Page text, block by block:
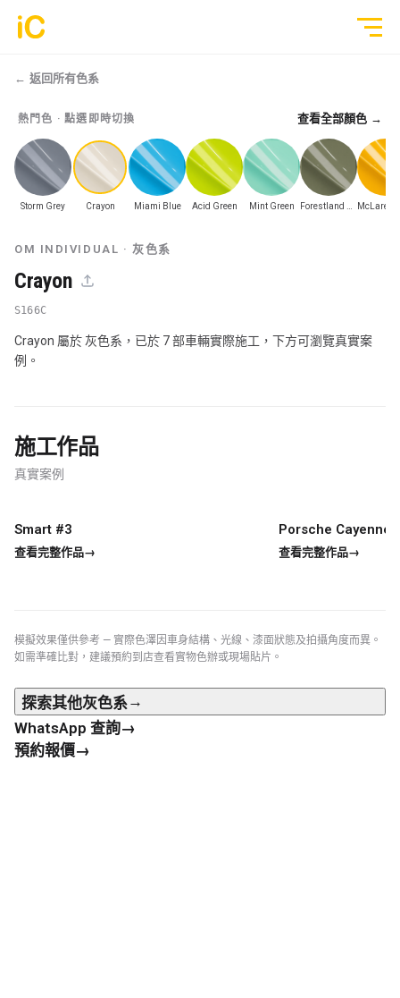
鍍膜塗層
GYEON 傳統鍍膜塗層
ULGO® Black Infinity™ 自修復鍍膜
轉色 OM® Individual Color PPF
玻璃隔熱膜
行車紀錄儀安裝
為您推薦
全部作品
透明 PPF
轉色 Color PPF
鍍膜 Coating
← 返回所有色系
熱門色 · 點選即時切換 查看全部顏色 →
Storm Grey Crayon Miami Blue Acid Green Mint Green
OM INDIVIDUAL · 灰色系
Crayon
S166C
Crayon 屬於 灰色系，已於 7 部車輛實際施工，下方可瀏覽真實案
例。
施工作品
真實案例
真實案例
Smart #3
查看完整作品→
真實案例
Porsche Cayenne
查看完整作品→
模擬效果僅供參考 — 實際色澤因車身結構、光線、漆面狀態及拍攝角度而異。
如需準確比對，建議預約到店查看實物色辦或現場貼片。
探索其他灰色系→
WhatsApp 查詢→
預約報價→